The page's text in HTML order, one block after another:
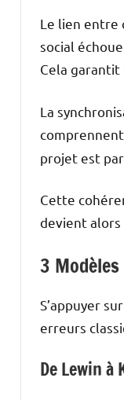
Le lien entre
social
Cela garantit
La
projet est
Cette
devient alors
3
S’appuyer
erreurs
De Lewin à